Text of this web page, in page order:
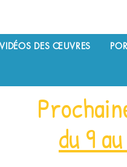
VIDÉOS DES ŒUVRES
du 9